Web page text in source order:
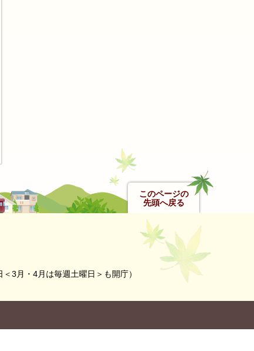
このページの
先頭へ戻る
3月・4月は毎週土曜日＞も開庁）